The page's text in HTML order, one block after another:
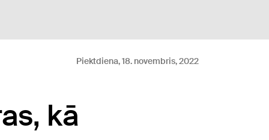
Piektdiena, 18. novembris, 2022
kā